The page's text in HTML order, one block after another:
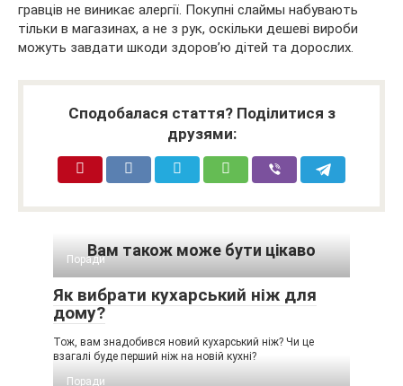
гравців не виникає алергії. Покупні слаймы набувають
тільки в магазинах, а не з рук, оскільки дешеві вироби
можуть завдати шкоди здоров’ю дітей та дорослих.
Сподобалася стаття? Поділитися з
друзями:
Вам також може бути цікаво
Поради
Як вибрати кухарський ніж для
дому?
Тож, вам знадобився новий кухарський ніж? Чи це
взагалі буде перший ніж на новій кухні?
Поради